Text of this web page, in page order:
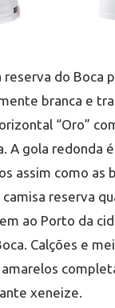
reserva do Boca
branca e
“Oro”
A gola redonda
assim como as
camisa reserva
ao Porto da
Calções e
xeneize.